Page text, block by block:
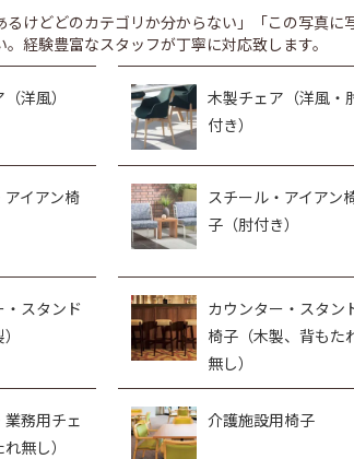
るけどどのカテゴリか分からない」「この写真
経験豊富なスタッフが丁寧に対応致します。
洋風）
木製チェア（洋風・
付き）
イアン椅
スチール・アイアン
子（肘付き）
スタンド
カウンター・スタン
椅子（木製、背もた
無し）
務用チェ
無し）
介護施設用椅子